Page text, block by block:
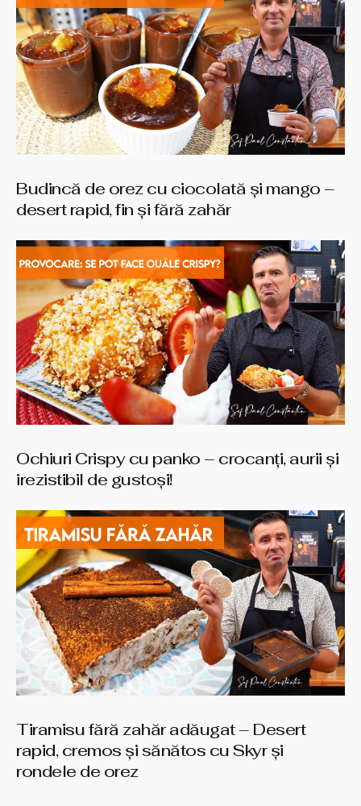
Budincă de orez cu ciocolată și mango –
desert rapid, fin și fără zahăr
Ochiuri Crispy cu panko – crocanți, aurii și
irezistibil de gustoși!
Tiramisu fără zahăr adăugat – Desert
rapid, cremos și sănătos cu Skyr și
rondele de orez